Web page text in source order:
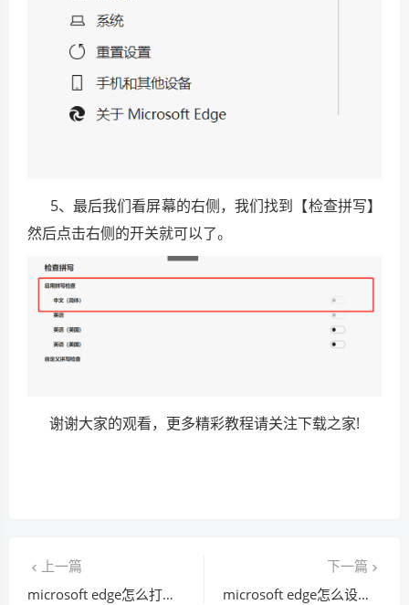
5、最后我们看屏幕的右侧，我们找到【检查拼写】
然后点击右侧的开关就可以了。
谢谢大家的观看，更多精彩教程请关注下载之家!
上一篇
microsoft edge怎么打开开发人员工具?microsoft edge打开开发人员工具方法
下一篇
microsoft edge怎么设置全屏模式?microsoft edge设置全屏模式教程